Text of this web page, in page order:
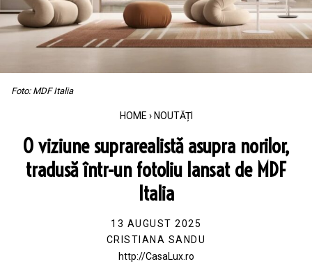
Foto: MDF Italia
HOME › NOUTĂȚI
O viziune suprarealistǎ asupra norilor,
tradusă într-un fotoliu lansat de MDF
Italia
13 AUGUST 2025
CRISTIANA SANDU
http://CasaLux.ro